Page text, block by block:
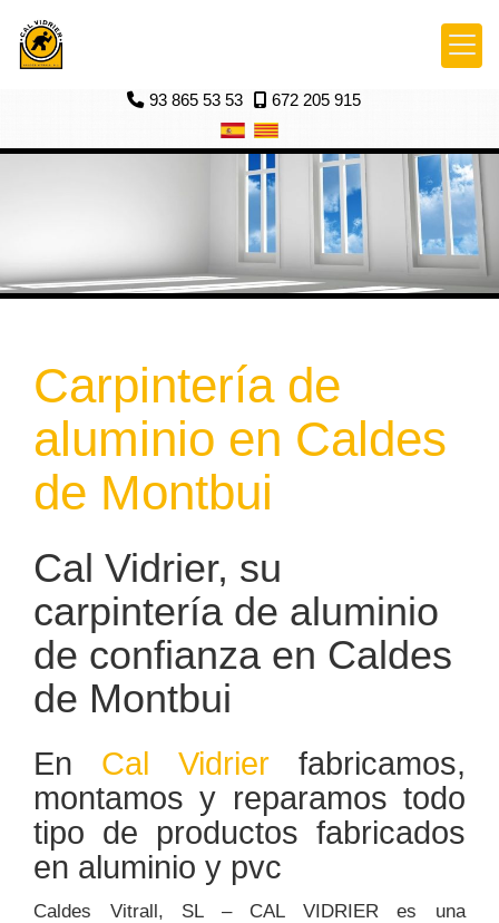
93 865 53 53 672 205 915
Carpintería de
aluminio en Caldes
de Montbui
Cal Vidrier, su
carpintería de aluminio
de confianza en Caldes
de Montbui
En Cal Vidrier fabricamos,
montamos y reparamos todo
tipo de productos fabricados
en aluminio y pvc
Caldes Vitrall, SL – CAL VIDRIER es una